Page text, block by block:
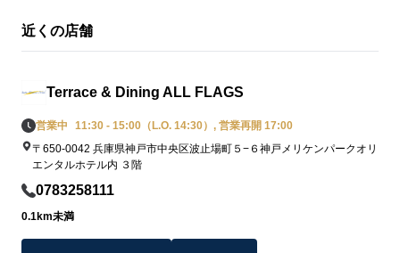
近くの店舗
Terrace & Dining ALL FLAGS
営業中
11:30 - 15:00（L.O. 14:30）, 営業再開 17:00
〒650-0042 兵庫県神戸市中央区波止場町５−６神戸メリケンパークオリ
エンタルホテル内 ３階
0783258111
0.1km未満